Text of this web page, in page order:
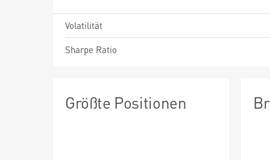
Volatilität
Sharpe Ratio
Größte Positionen